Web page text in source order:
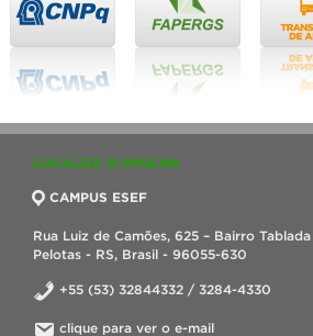
LOCALIZE O PPGCMH
CAMPUS ESEF
Rua Luiz de Camões, 625 – Bairro Tablada
Pelotas - RS, Brasil - 96055-630
+55 (53) 32844332 / 3284-4330
clique para ver o e-mail